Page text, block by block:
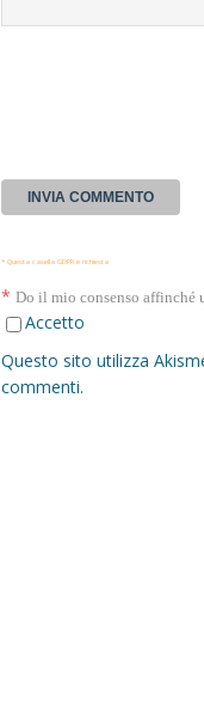
* Questa casella GDPR è richiesta
* Do il mio consenso affinché
Accetto
Questo sito utilizza
commenti.